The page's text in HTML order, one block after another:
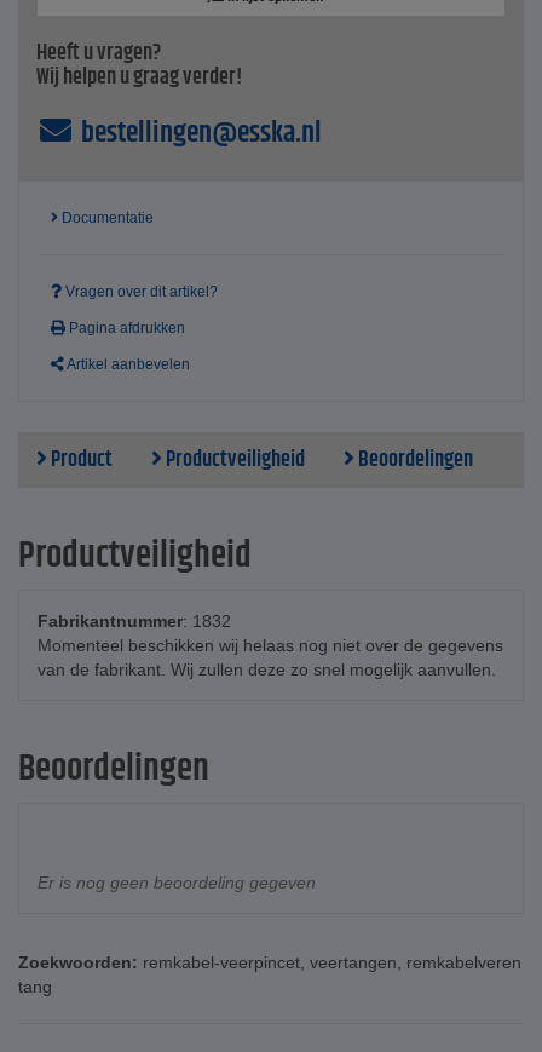
Heeft u vragen?
Wij helpen u graag verder!
bestellingen@esska.nl
Documentatie
Vragen over dit artikel?
Pagina afdrukken
Artikel aanbevelen
Product Productveiligheid Beoordelingen
Productveiligheid
Fabrikantnummer: 1832
Momenteel beschikken wij helaas nog niet over de gegevens
van de fabrikant. Wij zullen deze zo snel mogelijk aanvullen.
Beoordelingen
Er is nog geen beoordeling gegeven
Zoekwoorden: remkabel-veerpincet, veertangen, remkabelveren
tang